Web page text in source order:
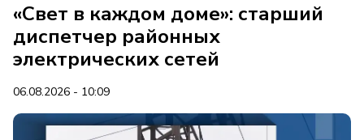
«Свет в каждом доме»: старший
диспетчер районных
электрических сетей
06.08.2026 - 10:09